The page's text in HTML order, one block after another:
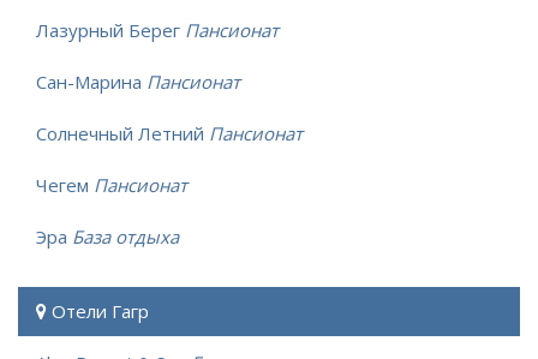
Лазурный Берег Пансионат
Сан-Марина Пансионат
Солнечный Летний Пансионат
Чегем Пансионат
Эра База отдыха
Отели Гагр